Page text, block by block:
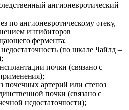
ангионевротический
по ангионевротическому отеку,
ингибиторов
фермента;
(по шкале Чайлд –
почки (связано с
почечных артерий или стеноз
почки (связано с
недостаточности);